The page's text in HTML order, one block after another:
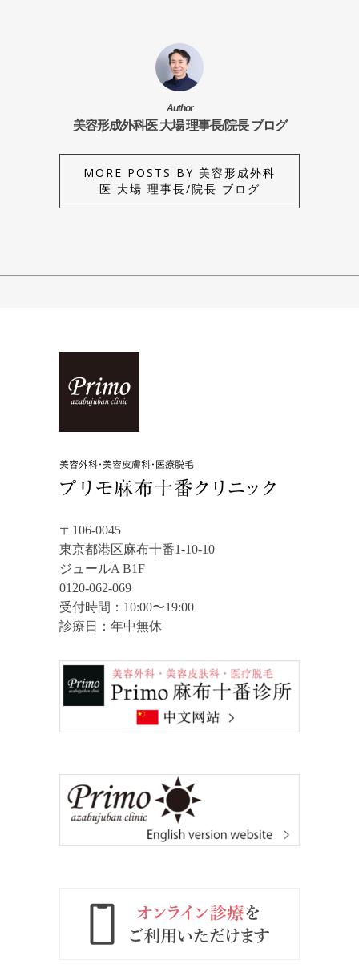
Author
美容形成外科医 大場 理事長/院長 ブログ
MORE POSTS BY 美容形成外科
医 大場 理事長/院長 ブログ
〒106-0045
東京都港区麻布十番1-10-10
ジュールA B1F
0120-062-069
受付時間：10:00〜19:00
診療日：年中無休